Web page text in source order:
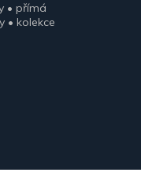
• přímá
• kolekce